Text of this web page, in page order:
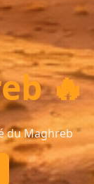
🔥
du Maghreb